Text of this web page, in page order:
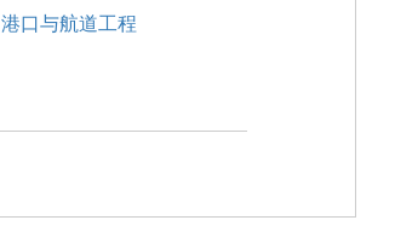
港口与航道工程